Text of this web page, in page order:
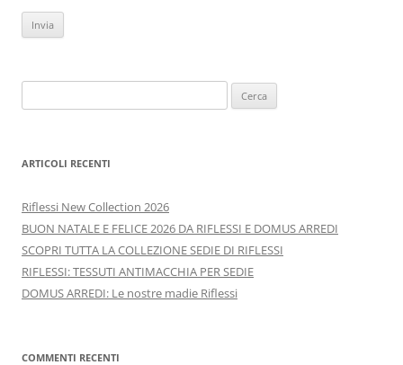
per:
ARTICOLI RECENTI
Riflessi New Collection 2026
BUON NATALE E FELICE 2026 DA RIFLESSI E DOMUS ARREDI
SCOPRI TUTTA LA COLLEZIONE SEDIE DI RIFLESSI
RIFLESSI: TESSUTI ANTIMACCHIA PER SEDIE
DOMUS ARREDI: Le nostre madie Riflessi
COMMENTI RECENTI